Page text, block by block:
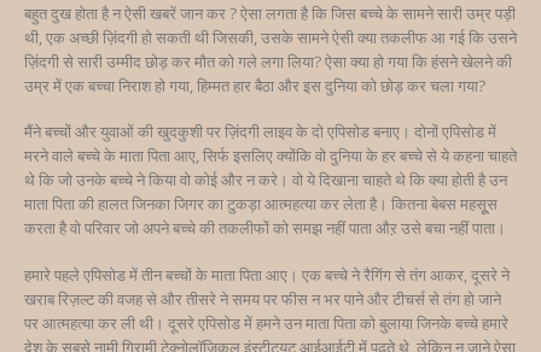
बहुत दुख होता है न ऐसी खबरें जान कर ? ऐसा लगता है कि जिस बच्चे के सामने सारी उम्र पड़ी
थी, एक अच्छी ज़िंदगी हो सकती थी जिसकी, उसके सामने ऐसी क्या तकलीफ आ गई कि उसने
ज़िंदगी से सारी उम्मीद छोड़ कर मौत को गले लगा लिया? ऐसा क्या हो गया कि हंसने खेलने की
उम्र में एक बच्चा निराश हो गया, हिम्मत हार बैठा और इस दुनिया को छोड़ कर चला गया?
मैंने बच्चों और युवाओं की खुदकुशी पर ज़िंदगी लाइव के दो एपिसोड बनाए। दोनों एपिसोड में
मरने वाले बच्चे के माता पिता आए, सिर्फ इसलिए क्योंकि वो दुनिया के हर बच्चे से ये कहना चाहते
थे कि जो उनके बच्चे ने किया वो कोई और न करे। वो ये दिखाना चाहते थे कि क्या होती है उन
माता पिता की हालत जिनका जिगर का टुकड़ा आत्महत्या कर लेता है। कितना बेबस महसूूस
करता है वो परिवार जो अपने बच्चे की तकलीफों को समझ नहीं पाता औऱ उसे बचा नहीं पाता।
हमारे पहले एपिसोड में तीन बच्चों के माता पिता आए। एक बच्चे ने रैगिंग से तंग आकर, दूसरे ने
खराब रिज़ल्ट की वजह से और तीसरे ने समय पर फीस न भर पाने और टीचर्स से तंग हो जाने
पर आत्महत्या कर ली थी। दूसरे एपिसोड में हमने उन माता पिता को बुलाया जिनके बच्चे हमारे
देश के सबसे नामी गिरामी टेक्नोलॉजिकल इंस्टीट्यूट आईआईटी में पढ़ते थे, लेकिन न जाने ऐसा